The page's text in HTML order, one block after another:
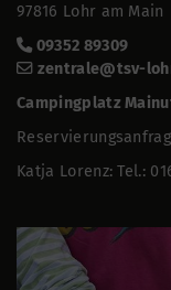
97816 Lohr am Main
09352 89309
zentrale@tsv-
Campingplatz
Katja Lorenz: Tel.: